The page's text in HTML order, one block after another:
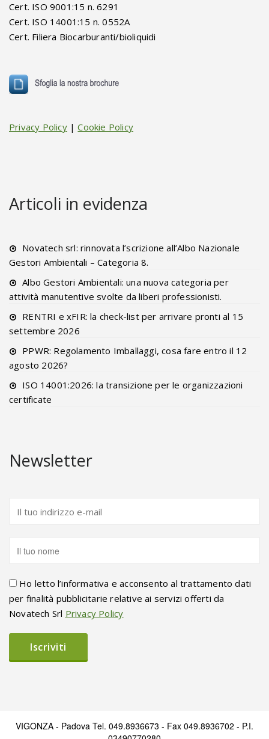
Cert. ISO 9001:15 n. 6291
Cert. ISO 14001:15 n. 0552A
Cert. Filiera Biocarburanti/bioliquidi
Privacy Policy|Cookie Policy
Articoli in evidenza
Novatech srl: rinnovata l’scrizione all’Albo Nazionale
Gestori Ambientali – Categoria 8.
Albo Gestori Ambientali: una nuova categoria per
attività manutentive svolte da liberi professionisti.
RENTRI e xFIR: la check-list per arrivare pronti al 15
settembre 2026
PPWR: Regolamento Imballaggi, cosa fare entro il 12
agosto 2026?
ISO 14001:2026: la transizione per le organizzazioni
certificate
Newsletter
Ho letto l’informativa e acconsento al trattamento dati
per finalità pubblicitarie relative ai servizi offerti da
Novatech Srl Privacy Policy
VIGONZA - Padova Tel. 049.8936673 - Fax 049.8936702 - P.I.